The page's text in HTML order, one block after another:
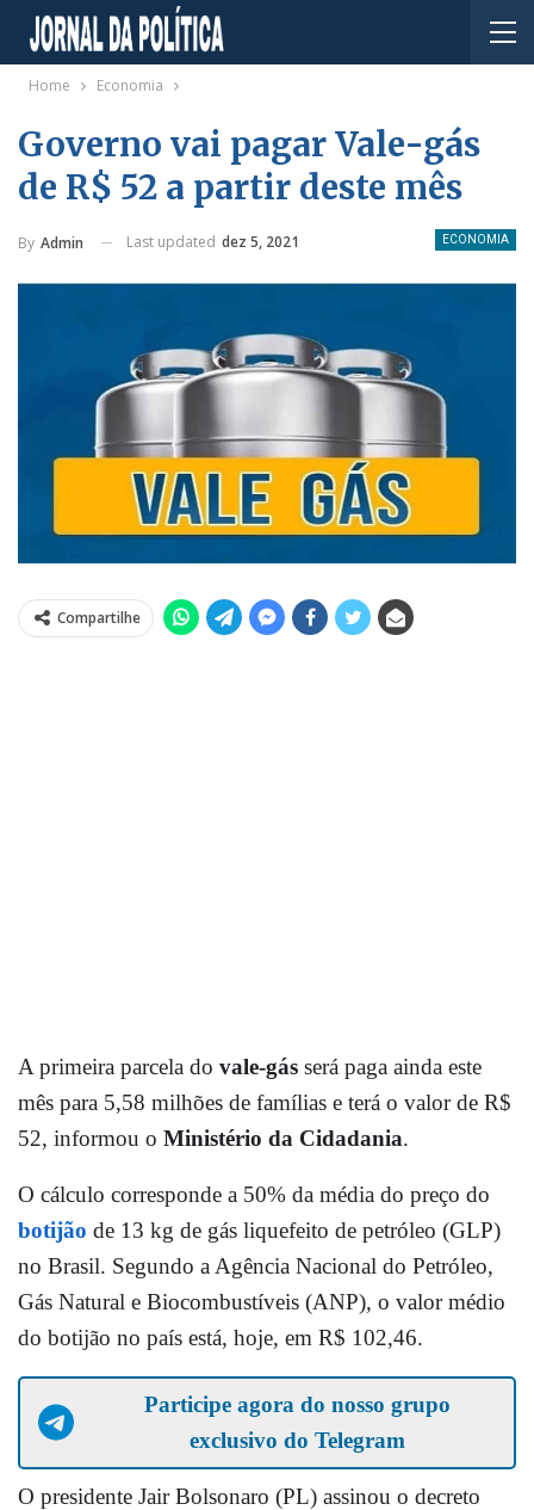
Home Economia
Governo vai pagar Vale-gás
de R$ 52 a partir deste mês
ECONOMIA
By Admin Last updated dez 5, 2021
Compartilhe
A primeira parcela do vale-gás será paga ainda este
mês para 5,58 milhões de famílias e terá o valor de R$
52, informou o Ministério da Cidadania.
O cálculo corresponde a 50% da média do preço do
botijão de 13 kg de gás liquefeito de petróleo (GLP)
no Brasil. Segundo a Agência Nacional do Petróleo,
Gás Natural e Biocombustíveis (ANP), o valor médio
do botijão no país está, hoje, em R$ 102,46.
Participe agora do nosso grupo
exclusivo do Telegram
O presidente Jair Bolsonaro (PL) assinou o decreto